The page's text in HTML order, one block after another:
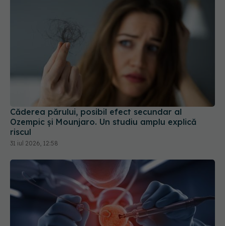
Căderea părului, posibil efect secundar al
Ozempic și Mounjaro. Un studiu amplu explică